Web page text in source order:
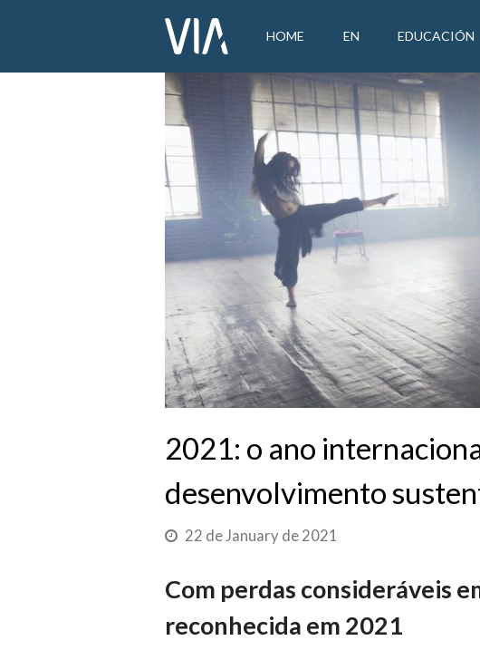
HOME EN EDUCACIÓN
2021: o ano
desenvolvimento
22 de January de 2021
Com perdas consideráveis
reconhecida em 2021